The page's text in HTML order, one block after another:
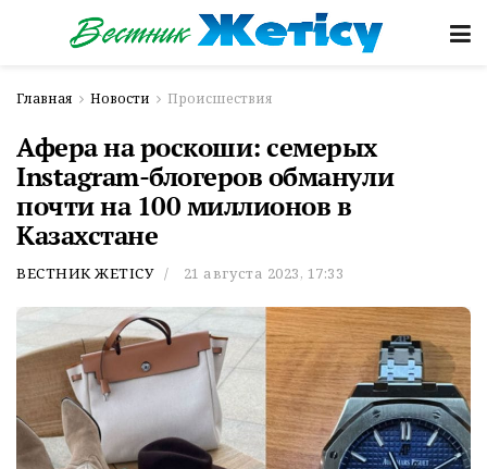
Главная Новости Происшествия
Афера на роскоши: семерых
Instagram-блогеров обманули
почти на 100 миллионов в
Казахстане
ВЕСТНИК ЖЕТІСУ 21 августа 2023, 17:33